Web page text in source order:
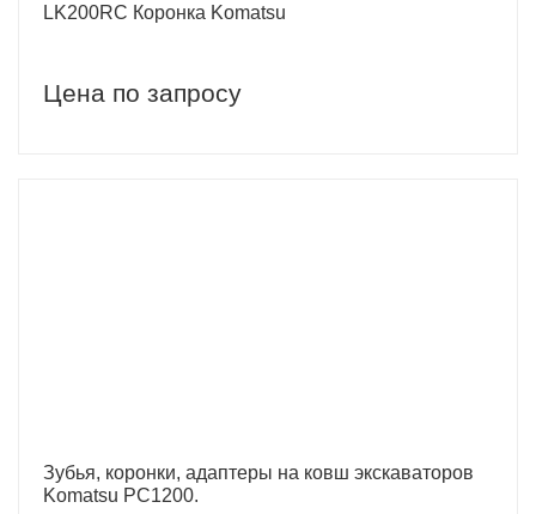
LK200RC Коронка Komatsu
Цена по запросу
Зубья, коронки, адаптеры на ковш экскаваторов
Komatsu PC1200.